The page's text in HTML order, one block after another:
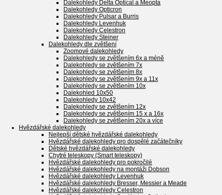
Dalekohledy Delta Optical a Meopta
Dalekohledy Opticron
Dalekohledy Pulsar a Burris
Dalekohledy Levenhuk
Dalekohledy Celestron
Dalekohledy Steiner
Dalekohledy dle zvětšení
Zoomové dalekohledy
Dalekohledy se zvětšením 6x a méně
Dalekohledy se zvětšením 7x
Dalekohledy se zvětšením 8x
Dalekohledy se zvětšením 9x a 11x
Dalekohledy se zvětšením 10x
Dalekohled 10x50
Dalekohledy 10x42
Dalekohledy se zvětšením 12x
Dalekohledy se zvětšením 15 x a 16x
Dalekohledy se zvětšením 20x a více
Hvězdářské dalekohledy
Nejlepší dětské hvězdářské dalekohledy
Hvězdářské dalekohledy pro dospělé začátečníky
Dětské hvězdářské dalekohledy
Chytré teleskopy (Smart teleskopy)
Hvězdářské dalekohledy pro pokročilé
Hvězdářské dalekohledy na montáži Dobson
Hvězdářské dalekohledy Levenhuk
Hvězdářské dalekohledy Bresser, Messier a Meade
Hvězdářské dalekohledy Celestron